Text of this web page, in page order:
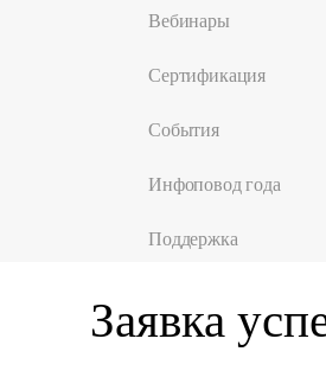
Вебинары
Сертификация
События
Инфоповод года
Поддержка
Заявка